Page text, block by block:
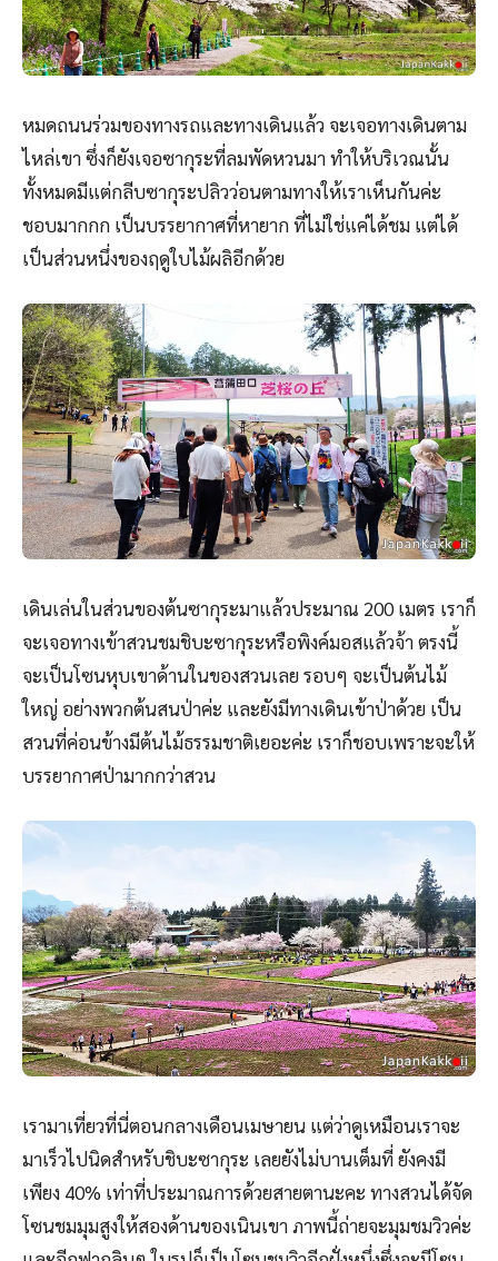
หมดถนนร่วมของทางรถและทางเดินแล้ว จะเจอทางเดินตาม
ไหล่เขา ซึ่งก็ยังเจอซากุระที่ลมพัดหวนมา ทำให้บริเวณนั้น
ทั้งหมดมีแต่กลีบซากุระปลิวว่อนตามทางให้เราเห็นกันค่ะ
ชอบมากกก เป็นบรรยากาศที่หายาก ที่ไม่ใช่แค่ได้ชม แต่ได้
เป็นส่วนหนึ่งของฤดูใบไม้ผลิอีกด้วย
เดินเล่นในส่วนของต้นซากุระมาแล้วประมาณ 200 เมตร เราก็
จะเจอทางเข้าสวนชมชิบะซากุระหรือพิงค์มอสแล้วจ้า ตรงนี้
จะเป็นโซนหุบเขาด้านในของสวนเลย รอบๆ จะเป็นต้นไม้
ใหญ่ อย่างพวกต้นสนป่าค่ะ และยังมีทางเดินเข้าป่าด้วย เป็น
สวนที่ค่อนข้างมีต้นไม้ธรรมชาติเยอะค่ะ เราก็ชอบเพราะจะให้
บรรยากาศป่ามากกว่าสวน
เรามาเที่ยวที่นี่ตอนกลางเดือนเมษายน แต่ว่าดูเหมือนเราจะ
มาเร็วไปนิดสำหรับชิบะซากุระ เลยยังไม่บานเต็มที่ ยังคงมี
เพียง 40% เท่าที่ประมาณการด้วยสายตานะคะ ทางสวนได้จัด
โซนชมมุมสูงให้สองด้านของเนินเขา ภาพนี้ถ่ายจะมุมชมวิวค่ะ